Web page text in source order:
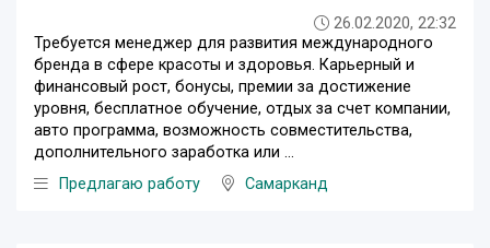
26.02.2020, 22:32
Требуется менеджер для развития международного
бренда в сфере красоты и здоровья. Карьерный и
финансовый рост, бонусы, премии за достижение
уровня, бесплатное обучение, отдых за счет компании,
авто программа, возможность совместительства,
дополнительного заработка или ...
Предлагаю работу
Самарканд